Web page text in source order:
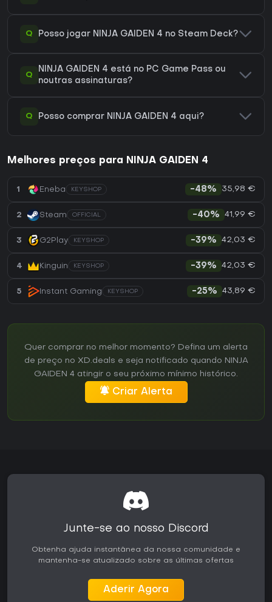
Q Posso jogar NINJA GAIDEN 4 no Steam Deck?
Q
NINJA GAIDEN 4 está no PC Game Pass ou
noutras assinaturas?
Q Posso comprar NINJA GAIDEN 4 aqui?
Melhores preços para NINJA GAIDEN 4
1 Eneba KEYSHOP -48% 35,98 €
2 Steam OFFICIAL -40% 41,99 €
3 G2Play KEYSHOP -39% 42,03 €
4 Kinguin KEYSHOP -39% 42,03 €
5 Instant Gaming KEYSHOP -25% 43,89 €
Quer comprar no melhor momento? Defina um alerta
de preço no XD.deals e seja notificado quando NINJA
GAIDEN 4 atingir o seu próximo mínimo histórico.
Criar Alerta
Junte-se ao nosso Discord
Obtenha ajuda instantânea da nossa comunidade e
mantenha-se atualizado sobre as últimas ofertas
Aderir Agora